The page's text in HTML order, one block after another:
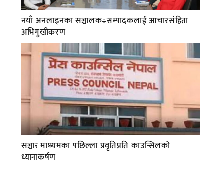
नयाँ अनलाइनका सञ्चालक÷सम्पादकलाई आचारसंहिता
अभिमुखीकरण
सञ्चार माध्यमका पछिल्ला प्रवृतिप्रति काउन्सिलको
ध्यानाकर्षण